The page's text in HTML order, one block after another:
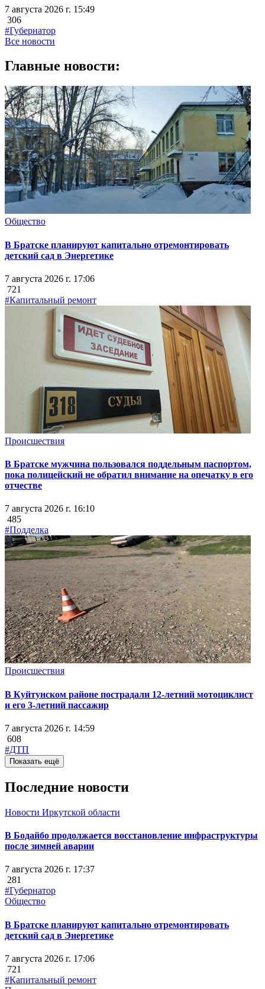
7 августа 2026 г. 15:49
306
#Губернатор
Все новости
Главные новости:
Общество
В Братске планируют капитально отремонтировать
детский сад в Энергетике
7 августа 2026 г. 17:06
721
#Капитальный ремонт
Происшествия
В Братске мужчина пользовался поддельным паспортом,
пока полицейский не обратил внимание на опечатку в его
отчестве
7 августа 2026 г. 16:10
485
#Подделка
Происшествия
В Куйтунском районе пострадали 12-летний мотоциклист
и его 3-летний пассажир
7 августа 2026 г. 14:59
608
#ДТП
Показать ещё
Последние новости
Новости Иркутской области
В Бодайбо продолжается восстановление инфраструктуры
после зимней аварии
7 августа 2026 г. 17:37
281
#Губернатор
Общество
В Братске планируют капитально отремонтировать
детский сад в Энергетике
7 августа 2026 г. 17:06
721
#Капитальный ремонт